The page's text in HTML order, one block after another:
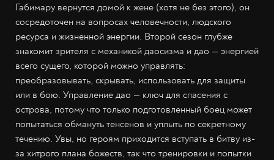
Габимару вернутся домой к жене (хотя не без этого), он
сосредоточен на вопросах человечности, людского
ресурса и жизненной энергии. Второй сезон глубже
знакомит зрителя с механикой даосизма и дао — энергией
всего сущего, которой можно управлять:
преобразовывать, скрывать, использовать для защиты
или в бою. Управление дао — ключ для спасения с
острова, потому что только подготовленный боец может
попытаться обмануть тенсенов и уплыть по секретному
течению. Увы, но героям приходится вступать в битву из-
за хитрого плана божеств, так что тренировки и попытки